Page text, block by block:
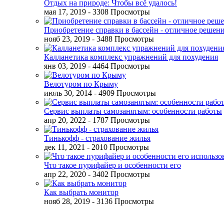
Отдых на природе: Чтобы всё удалось!
мая 17, 2019 - 3308 Просмотры
Приобретение справки в бассейн - отличное
нояб 23, 2019 - 3488 Просмотры
Калланетика комплекс упражнений для похудения
янв 03, 2019 - 4464 Просмотры
Велотуром по Крыму
июль 30, 2014 - 4909 Просмотры
Сервис выплаты самозанятым: особенности работы
апр 20, 2022 - 1787 Просмотры
Тинькофф - страхование жилья
дек 11, 2021 - 2010 Просмотры
Что такое пурифайер и особенности его
апр 22, 2020 - 3402 Просмотры
Как выбрать монитор
нояб 28, 2019 - 3136 Просмотры